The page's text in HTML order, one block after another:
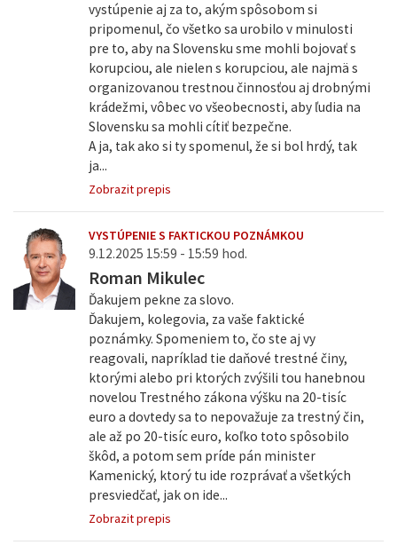
vystúpenie aj za to, akým spôsobom si
pripomenul, čo všetko sa urobilo v minulosti
pre to, aby na Slovensku sme mohli bojovať s
korupciou, ale nielen s korupciou, ale najmä s
organizovanou trestnou činnosťou aj drobnými
krádežmi, vôbec vo všeobecnosti, aby ľudia na
Slovensku sa mohli cítiť bezpečne.
A ja, tak ako si ty spomenul, že si bol hrdý, tak
ja...
Zobrazit prepis
VYSTÚPENIE S FAKTICKOU POZNÁMKOU
9.12.2025 15:59 - 15:59 hod.
Roman Mikulec
Ďakujem pekne za slovo.
Ďakujem, kolegovia, za vaše faktické
poznámky. Spomeniem to, čo ste aj vy
reagovali, napríklad tie daňové trestné činy,
ktorými alebo pri ktorých zvýšili tou hanebnou
novelou Trestného zákona výšku na 20-tisíc
euro a dovtedy sa to nepovažuje za trestný čin,
ale až po 20-tisíc euro, koľko toto spôsobilo
škôd, a potom sem príde pán minister
Kamenický, ktorý tu ide rozprávať a všetkých
presviedčať, jak on ide...
Zobrazit prepis